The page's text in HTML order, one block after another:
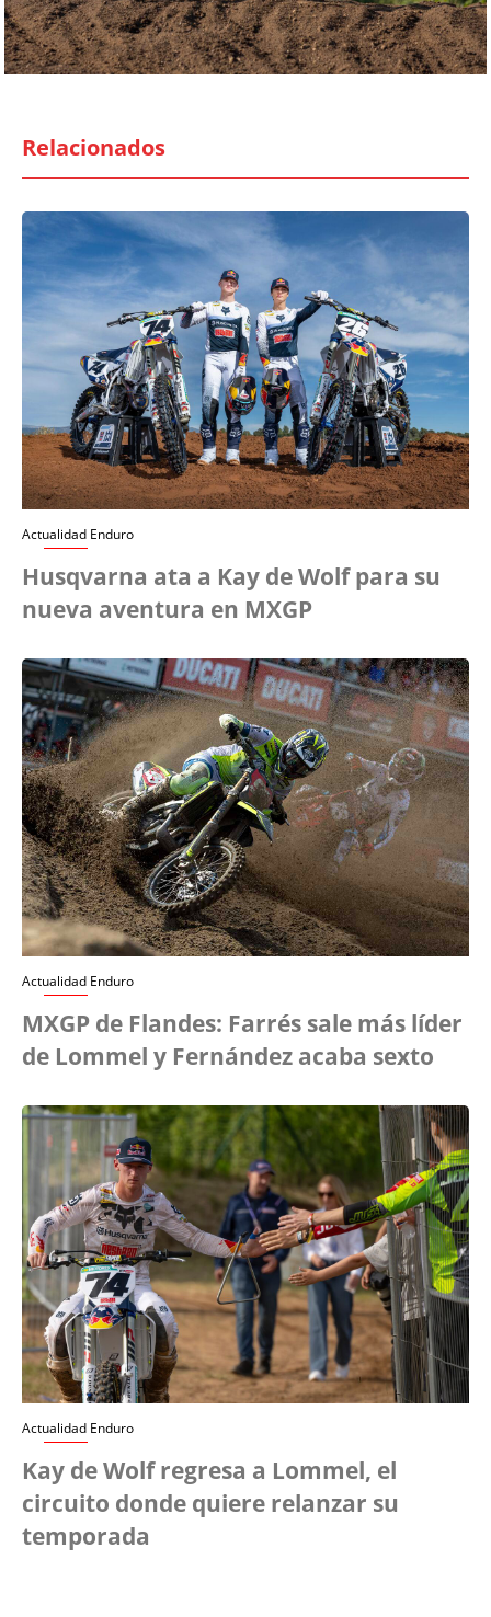
Relacionados
Actualidad Enduro
Husqvarna ata a Kay de Wolf para su
nueva aventura en MXGP
Actualidad Enduro
MXGP de Flandes: Farrés sale más líder
de Lommel y Fernández acaba sexto
Actualidad Enduro
Kay de Wolf regresa a Lommel, el
circuito donde quiere relanzar su
temporada